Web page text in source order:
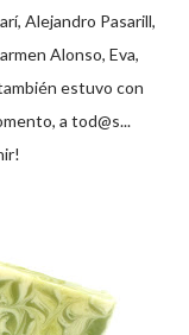
Alejandro Pasarill,
Alonso, Eva,
estuvo con
a tod@s...